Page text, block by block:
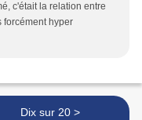
c'était la relation entre
forcément hyper
Dix sur 20 >